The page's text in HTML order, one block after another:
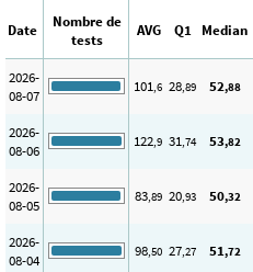
Date
Nombre de
tests
AVG Q1 Median
2026-
08-07
101,6 28,89 52,88
2026-
08-06
122,9 31,74 53,82
2026-
08-05
83,89 20,93 50,32
2026-
08-04
98,50 27,27 51,72